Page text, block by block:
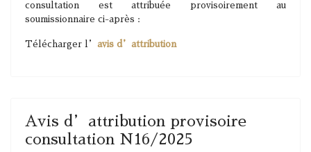
consultation est attribuée provisoirement au
soumissionnaire ci-après :
Télécharger l’ avis d’attribution
Avis d’attribution provisoire
consultation N16/2025